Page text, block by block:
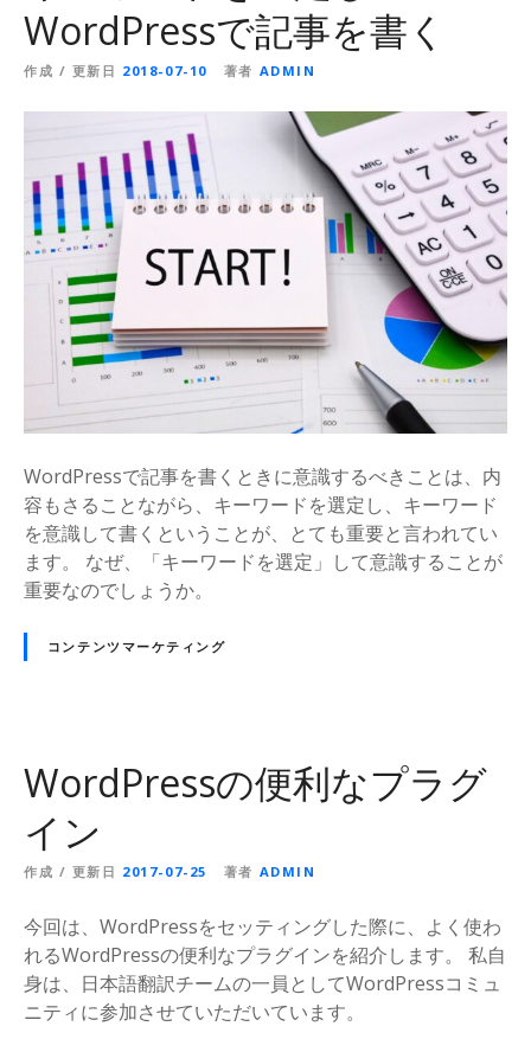
WordPressで記事を書く
作成 / 更新日 2018-07-10 著者 ADMIN
WordPressで記事を書くときに意識するべきことは、内
容もさることながら、キーワードを選定し、キーワード
を意識して書くということが、とても重要と言われてい
ます。 なぜ、「キーワードを選定」して意識することが
重要なのでしょうか。
コンテンツマーケティング
WordPressの便利なプラグ
イン
作成 / 更新日 2017-07-25 著者 ADMIN
今回は、WordPressをセッティングした際に、よく使わ
れるWordPressの便利なプラグインを紹介します。 私自
身は、日本語翻訳チームの一員としてWordPressコミュ
ニティに参加させていただいています。